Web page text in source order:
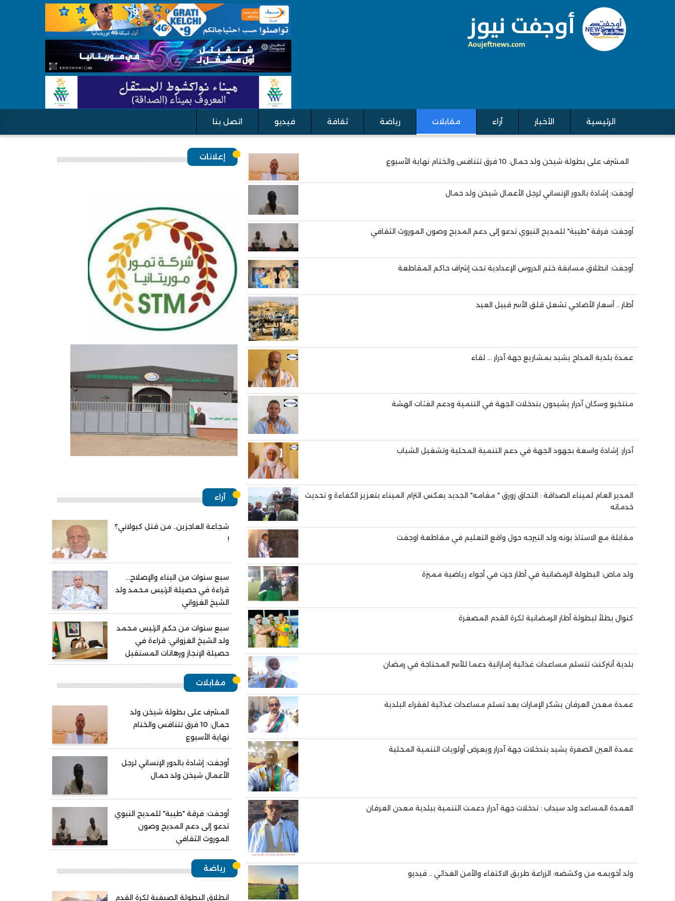
Main navigation
الرئيسية الأخبار آراء مقابلات رياضة ثقافة فيديو اتصل بنا
المشرف على بطولة شيخن ولد حمال: 10 فرق تتنافس والختام نهاية الأسبوع
أوجفت: إشادة بالدور الإنساني لرجل الأعمال شيخن ولد حمال
أوجفت: فرقة "طيبة" للمديح النبوي تدعو إلى دعم المديح وصون الموروث الثقافي
أوجفت: انطلاق مسابقة ختم الدروس الإعدادية تحت إشراف حاكم المقاطعة
أطار .. أسعار الأضاحي تشعل قلق الأسر قبيل العيد
عمدة بلدية المداح يشيد بمشاريع جهة آدرار ... لقاء
منتخبو وسكان آدرار يشيدون بتدخلات الجهة في التنمية ودعم الفئات الهشة
آدرار: إشادة واسعة بجهود الجهة في دعم التنمية المحلية وتشغيل الشباب
المدير العام لميناء الصداقة : التحاق زورق " مقامه" الجديد يعكس التزام الميناء بتعزيز الكفاءة و تحديث
خدماته
مقابلة مع الاستاذ بونه ولد التيرجه حول واقع التعليم في مقاطعة اوجفت
ولد ماص: البطولة الرمضانية في أطار جرت في أجواء رياضية مميزة
كنوال بطلاً لبطولة أطار الرمضانية لكرة القدم المصغرة
بلدية أنتركنت تتسلم مساعدات غذائية إماراتية دعما للأسر المحتاجة في رمضان
عمدة معدن العرفان يشكر الإمارات بعد تسلم مساعدات غذائية لفقراء البلدية
عمدة العين الصفرة يشيد بتدخلات جهة آدرار ويعرض أولويات التنمية المحلية
العمدة المساعد ولد سيداب : تدخلات جهة آدرار دعمت التنمية ببلدية معدن العرفان
ولد أخويمه من وكشضه: الزراعة طريق الاكتفاء والأمن الغذائي .. فيديو
Pagination
إعلانات
آراء
شجاعة العاجزين.. من قتل كبولاني؟
!
سبع سنوات من البناء والإصلاح...
قراءة في حصيلة الرئيس محمد ولد
الشيخ الغزواني
سبع سنوات من حكم الرئيس محمد
ولد الشيخ الغزواني: قراءة في
حصيلة الإنجاز ورهانات المستقبل
مقابلات
المشرف على بطولة شيخن ولد
حمال: 10 فرق تتنافس والختام
نهاية الأسبوع
أوجفت: إشادة بالدور الإنساني لرجل
الأعمال شيخن ولد حمال
أوجفت: فرقة "طيبة" للمديح النبوي
تدعو إلى دعم المديح وصون
الموروث الثقافي
رياضة
انطلاق البطولة الصيفية لكرة القدم